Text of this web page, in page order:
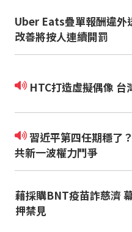
Uber Eats疊單報酬違外
改善將按人連續開罰
HTC打造虛擬偶像 台
習近平第四任期穩了？從五中全會解析中
共新一波權力鬥爭
藉採購BNT疫苗詐慈濟
押禁見